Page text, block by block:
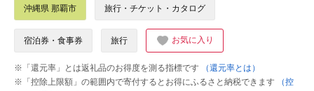
沖縄県 那覇市 旅行・チケット・カタログ
宿泊券・食事券 旅行 お気に入り
※「還元率」とは返礼品のお得度を測る指標です
（還元率とは）
※「控除上限額」の範囲内で寄付するとお得にふるさと納税できます
（控